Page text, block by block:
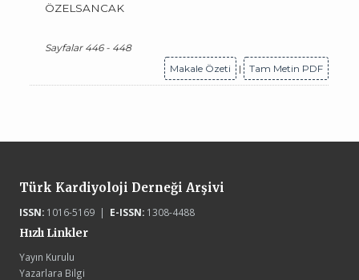
ÖZELSANCAK
Sayfalar 446 - 448
Makale Özeti
| Tam Metin PDF
Türk Kardiyoloji Derneği Arşivi
ISSN:1016-5169 | E-ISSN:1308-4488
Hızlı Linkler
Yayın Kurulu
Yazarlara Bilgi